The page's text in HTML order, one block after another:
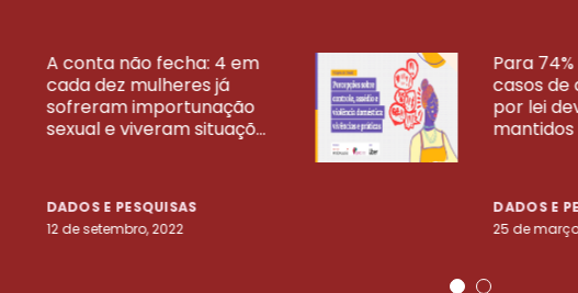
A conta não fecha: 4 em
cada dez mulheres já
sofreram importunação
sexual e viveram situaçõ...
DADOS E PESQUISAS
12 de setembro, 2022
Para
casos
por lei
DADOS E
25 de
VEJA MAIS PESQUISAS